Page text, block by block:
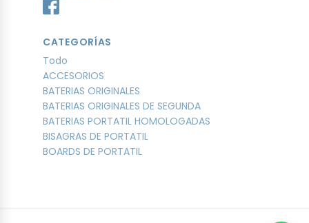
CATEGORÍAS
Todo
ACCESORIOS
BATERIAS ORIGINALES
BATERIAS ORIGINALES DE SEGUNDA
BATERIAS PORTATIL HOMOLOGADAS
BISAGRAS DE PORTATIL
BOARDS DE PORTATIL